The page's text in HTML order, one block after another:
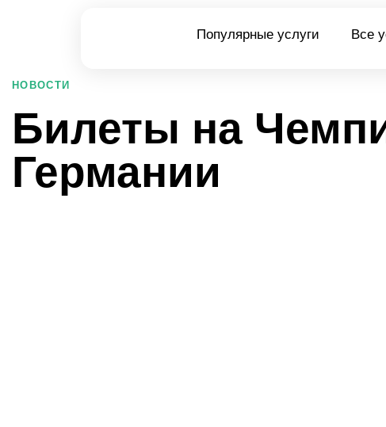
Популярные услуги Все
PUBLISHED
НОВОСТИ
Билеты на
Германии